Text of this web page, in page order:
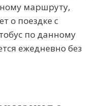
маршруту,
о поездке с
по данному
ежедневно без